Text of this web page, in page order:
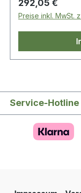
Regulärer Preis:
292,05 €
Preise inkl. MwSt.
Service-Hotline